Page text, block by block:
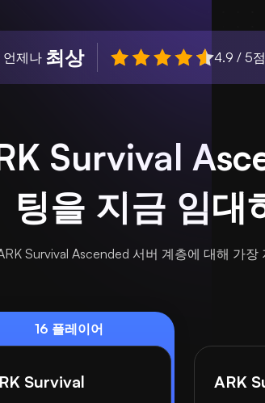
언제나 최상 4.9 / 5
Survival
팅을 지금 임대
Survival Ascended 서버 계층에 대해 가
16 플레이어
Survival
ARK